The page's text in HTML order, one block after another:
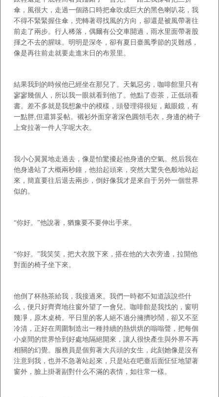
傘，風很大，走過一個路口時把傘吹成巨大的黑色喇叭花，我
不得不緊緊握住傘，兜轉著尋找風的方向，卻還是被風帶著往
前走了兩步。行人稀落，偶爾有公交車開過，雨水里面帶著股
揮之不去的腥味。明明是深冬，卻有夏日臺風季節的災難感，
像是再往前走就要走進末日的布景里。
結果我到的時候他已經坐在那兒了。天氣惡劣，咖啡館里只有
寥寥幾個人，所以我一眼就看到他了。他點了壺茶，正低頭看
書。差不多就是我想象中的模樣，頭發理得很短，戴眼鏡，有
一點胖,但還算妥帖。襯衫外面穿著深色圓領毛衣，身邊的椅子
上耷拉著一件人字呢大衣。
我小心翼翼地走過去，像是怕驚擾起他身邊的空氣。然后我在
他身邊站了大概兩秒鐘，他抬起頭來，突然大驚失色般地站起
來，簡直要往后退去兩步，倒好像我才是來自于另外一個世界
似的。
“你好。”他說著，猶豫要不要伸出手來。
“你好。”我笑笑，把大衣脫下來，搭在他的大衣旁邊，拉開他
對面的椅子坐下來。
他倒了杯熱茶給我，我接過來。我們一時都不知道該說些什
么，便只好齊齊地往窗外望了一會兒。咖啡館是我找的，窗明
幾凈，原木桌椅。平日里的客人絕不過分擁擠吵鬧，卻又不至
冷清，正好在周圍制造出一種持續的熱烘烘的嗡嗡聲，把每個
小桌間的世界恰到好處地隔絕開來，讓人很快產生與外界不再
相關的幻覺。服務員是個剪著大兵頭的女生，此刻她像是沒有
注意到我，也并不急著站起來，只是站在吧臺后面怔怔地望著
窗外，臉上掛著副對什么不滿的表情，如往常一樣。